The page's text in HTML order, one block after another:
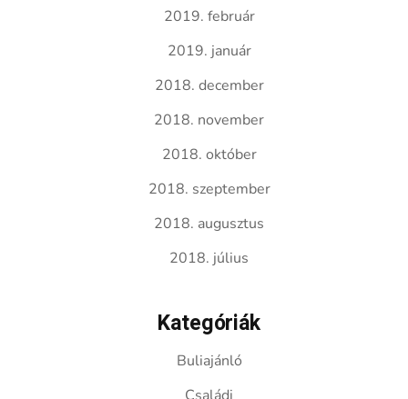
2019. február
2019. január
2018. december
2018. november
2018. október
2018. szeptember
2018. augusztus
2018. július
Kategóriák
Buliajánló